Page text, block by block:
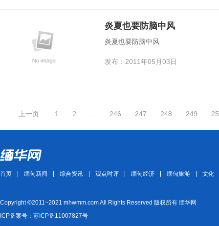
炎夏也要防脑中风
炎夏也要防脑中风
发布：2011年05月03日
上一页 1 2 246 247 248 249
首页 缅甸新闻 综合资讯 观点时评 缅甸经济 缅甸旅游 文化
Copyright ©2011~2021 mhwmm.com All Rights Reserved 版权所有 缅华网
ICP备案号：苏ICP备11007827号